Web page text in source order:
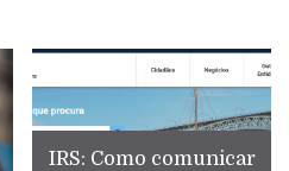
IRS: Como comunicar